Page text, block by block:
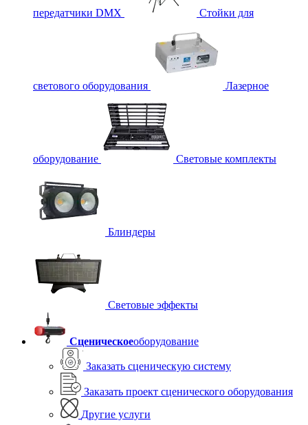
передатчики DMX Стойки для
светового оборудования Лазерное
оборудование Световые комплекты
Блиндеры
Световые эффекты
Сценическоеоборудование
Заказать сценическую систему
Заказать проект сценического оборудования
Другие услуги